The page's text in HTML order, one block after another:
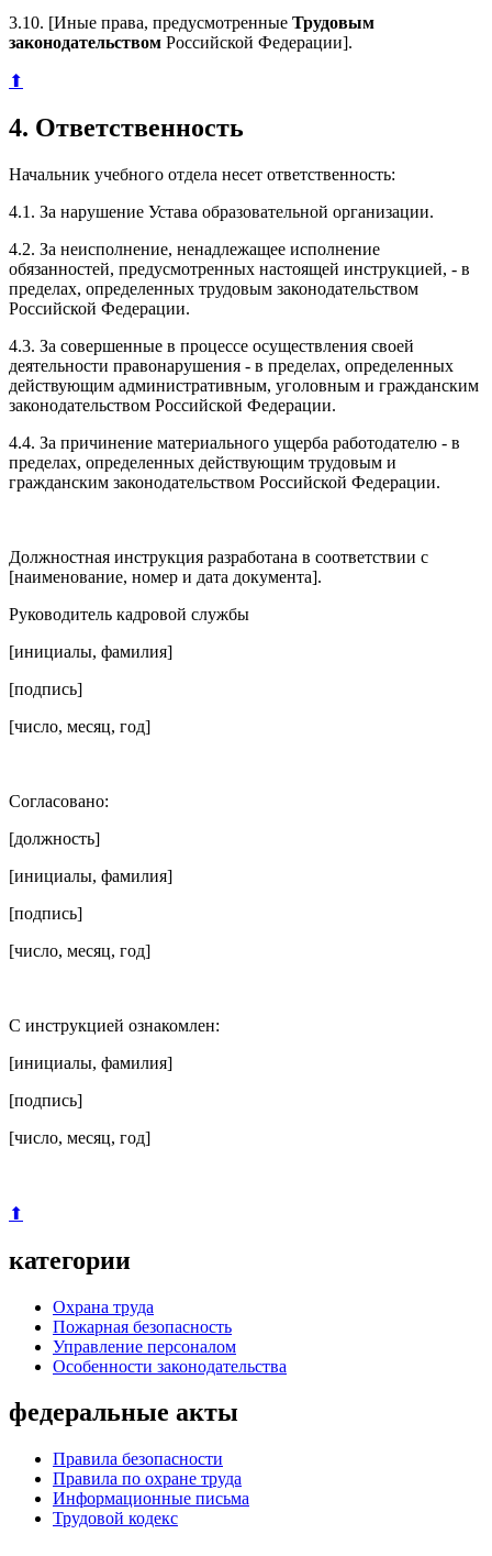
3.10. [Иные права, предусмотренные Трудовым
законодательством Российской Федерации].
⬆
4. Ответственность
Начальник учебного отдела несет ответственность:
4.1. За нарушение Устава образовательной организации.
4.2. За неисполнение, ненадлежащее исполнение
обязанностей, предусмотренных настоящей инструкцией, - в
пределах, определенных трудовым законодательством
Российской Федерации.
4.3. За совершенные в процессе осуществления своей
деятельности правонарушения - в пределах, определенных
действующим административным, уголовным и гражданским
законодательством Российской Федерации.
4.4. За причинение материального ущерба работодателю - в
пределах, определенных действующим трудовым и
гражданским законодательством Российской Федерации.
Должностная инструкция разработана в соответствии с
[наименование, номер и дата документа].
Руководитель кадровой службы
[инициалы, фамилия]
[подпись]
[число, месяц, год]
Согласовано:
[должность]
[инициалы, фамилия]
[подпись]
[число, месяц, год]
С инструкцией ознакомлен:
[инициалы, фамилия]
[подпись]
[число, месяц, год]
⬆
категории
Охрана труда
Пожарная безопасность
Управление персоналом
Особенности законодательства
федеральные акты
Правила безопасности
Правила по охране труда
Информационные письма
Трудовой кодекс